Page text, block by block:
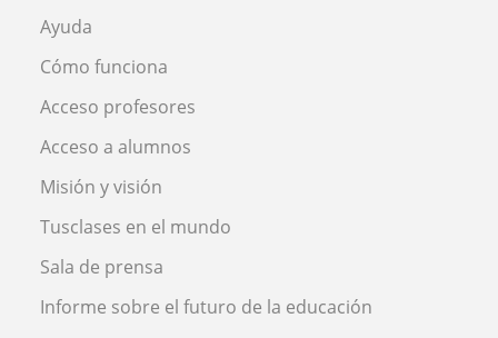
Ayuda
Cómo funciona
Acceso profesores
Acceso a alumnos
Misión y visión
Tusclases en el mundo
Sala de prensa
Informe sobre el futuro de la educación